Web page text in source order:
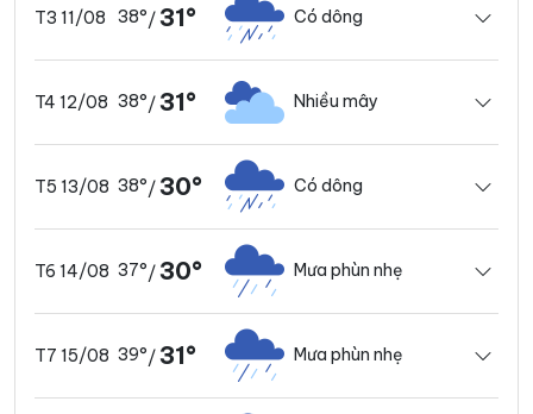
T3 11/08 38°/31° Có dông
T4 12/08 38°/31° Nhiều mây
T5 13/08 38°/30° Có dông
T6 14/08 37°/30° Mưa phùn nhẹ
T7 15/08 39°/31° Mưa phùn nhẹ